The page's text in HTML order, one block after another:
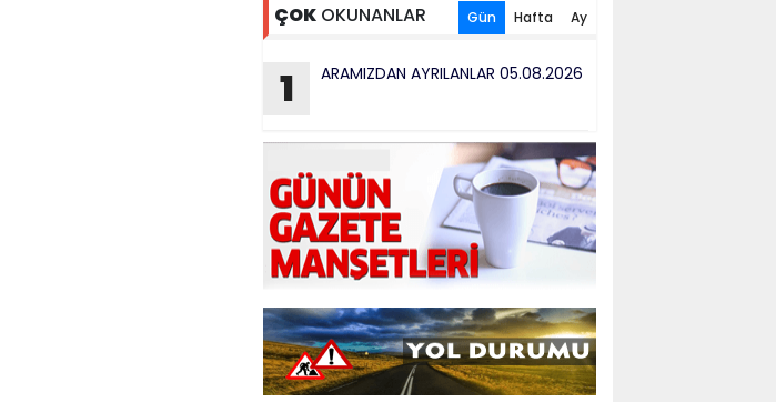
ÇOK OKUNANLAR Gün Hafta Ay
1 ARAMIZDAN AYRILANLAR 05.08.2026